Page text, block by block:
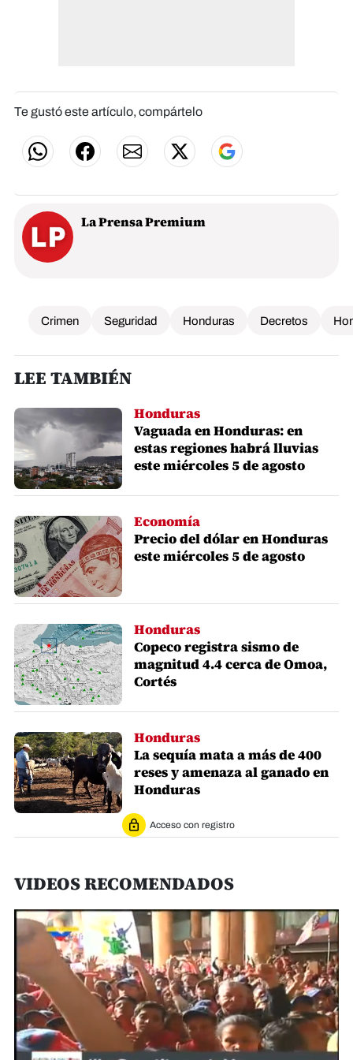
Te gustó este artículo, compártelo
La Prensa Premium
Crimen Seguridad Honduras Decretos
LEE TAMBIÉN
Honduras
Vaguada en Honduras: en
estas regiones habrá lluvias
este miércoles 5 de agosto
Economía
Precio del dólar en Honduras
este miércoles 5 de agosto
Honduras
Copeco registra sismo de
magnitud 4.4 cerca de Omoa,
Cortés
Honduras
La sequía mata a más de 400
reses y amenaza al ganado en
Honduras
Acceso con registro
VIDEOS RECOMENDADOS